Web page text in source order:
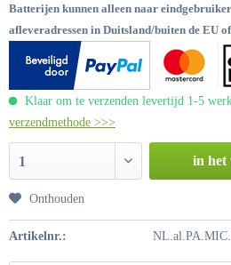
Batterijen kunnen alleen naar
afleveradressen in Duitsland/buiten de EU
Klaar om te verzenden levertijd 1-5
verzendmethode >>>
1 in het
Onthouden
Artikelnr.: